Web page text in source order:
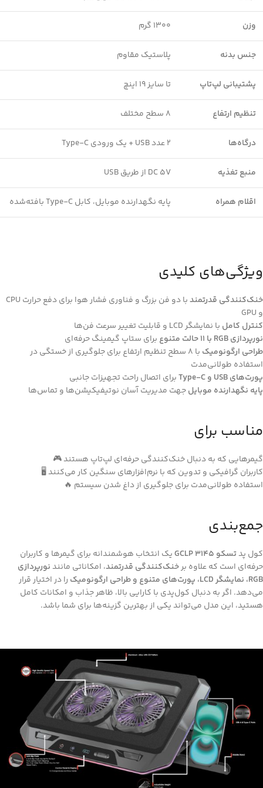
وزن ۱۳۰۰ گرم
جنس بدنه پلاستیک مقاوم
پشتیبانی لپ‌تاپ تا سایز ۱۹ اینچ
تنظیم ارتفاع ۸ سطح مختلف
درگاه‌ها ۲ عدد USB + یک ورودی Type-C
منبع تغذیه DC 5V از طریق USB
اقلام همراه پایه نگهدارنده موبایل، کابل Type-C بافته‌شده
ویژگی‌های کلیدی
خنک‌کنندگی قدرتمند
با دو فن بزرگ و فناوری فشار هوا برای دفع حرارت CPU
و GPU
کنترل کامل با نمایشگر LCD و قابلیت تغییر سرعت فن‌ها
نورپردازی RGB با ۱۱ حالت متنوع
برای ستاپ گیمینگ حرفه‌ای
طراحی ارگونومیک
با ۸ سطح تنظیم ارتفاع برای جلوگیری از خستگی در
استفاده طولانی‌مدت
پورت‌های USB و Type-C
برای اتصال راحت تجهیزات جانبی
پایه نگهدارنده موبایلجهت مدیریت آسان نوتیفیکیشن‌ها و تماس‌ها
مناسب برای
گیمرهایی که به دنبال خنک‌کنندگی حرفه‌ای لپ‌تاپ هستند 🎮
کاربران گرافیکی و تدوین که با نرم‌افزارهای سنگین کار می‌کنند 🖥️
استفاده طولانی‌مدت برای جلوگیری از داغ شدن سیستم 🔥
جمع‌بندی
کول پدتسکو GCLP 3145
یک انتخاب هوشمندانه برای گیمرها و کاربران
حرفه‌ای است که علاوه برخنک‌کنندگی قدرتمند، امکاناتی مانندنورپردازی
RGB، نمایشگر LCD، پورت‌های متنوع و طراحی ارگونومیک
را در اختیار قرار
می‌دهد. اگر به دنبال کول‌پدی با کارایی بالا، ظاهر جذاب و امکانات کامل
هستید، این مدل می‌تواند یکی از بهترین گزینه‌ها برای شما باشد.